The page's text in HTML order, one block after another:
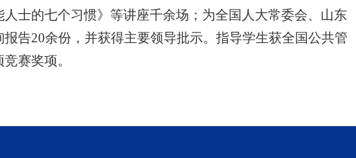
士的七个习惯》等讲座千余场；为全国人大常委会、山东
告20余份，并获得主要领导批示。指导学生获全国公共管
赛奖项。